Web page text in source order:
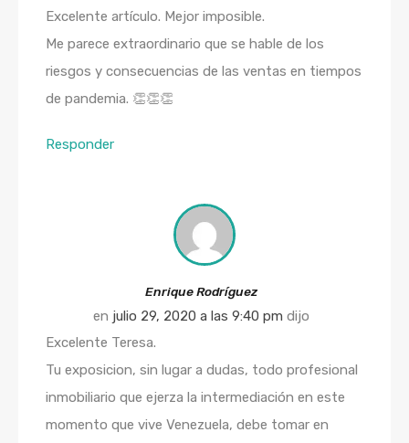
Excelente artículo. Mejor imposible.
Me parece extraordinario que se hable de los
riesgos y consecuencias de las ventas en tiempos
de pandemia. 👏👏👏
Responder
Enrique Rodríguez
en julio 29, 2020 a las 9:40 pm dijo
Excelente Teresa.
Tu exposicion, sin lugar a dudas, todo profesional
inmobiliario que ejerza la intermediación en este
momento que vive Venezuela, debe tomar en